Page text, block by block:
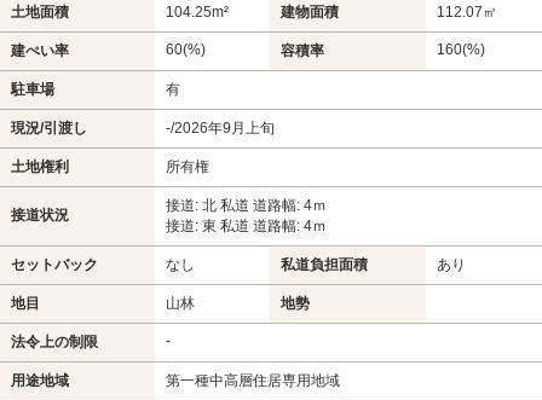
土地面積 104.25m² 建物面積 112.07㎡
建ぺい率 60(%) 容積率 160(%)
駐車場 有
現況/引渡し -/2026年9月上旬
土地権利 所有権
接道状況
接道: 北 私道 道路幅: 4ｍ
接道: 東 私道 道路幅: 4ｍ
セットバック なし 私道負担面積 あり
地目 山林 地勢
法令上の制限 -
用途地域 第一種中高層住居専用地域